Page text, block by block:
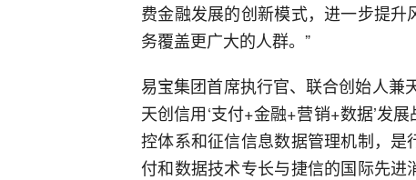
费金融发展的创新模式，进一步提
务覆盖更广大的人群。”
易宝集团首席执行官、联合创始人兼
天创信用‘支付+金融+营销+数据’发
控体系和征信信息数据管理机制，
付和数据技术专长与捷信的国际先